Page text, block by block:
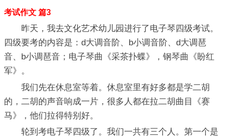
考试作文 篇3
昨天，我去文化艺术幼儿园进行了电子琴四级考试。
四级要考的内容是：d大调音阶、b小调音阶、d大调琶
音、b小调琶音；电子琴曲《采茶扑蝶》，钢琴曲《盼红
军》。
我们先在休息室等着。休息室里有好多都是学二胡
的，二胡的声音响成一片，很多人都在拉二胡曲目《赛
马》，他们拉得特别好。
轮到考电子琴四级了。我们一共有三个人。第一个是